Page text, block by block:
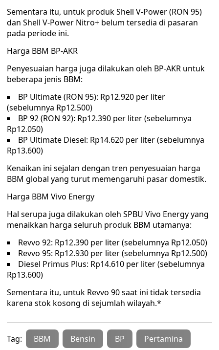
Sementara itu, untuk produk Shell V-Power (RON 95)
dan Shell V-Power Nitro+ belum tersedia di pasaran
pada periode ini.
Harga BBM BP-AKR
Penyesuaian harga juga dilakukan oleh BP-AKR untuk
beberapa jenis BBM:
BP Ultimate (RON 95): Rp12.920 per liter
(sebelumnya Rp12.500)
BP 92 (RON 92): Rp12.390 per liter (sebelumnya
Rp12.050)
BP Ultimate Diesel: Rp14.620 per liter (sebelumnya
Rp13.600)
Kenaikan ini sejalan dengan tren penyesuaian harga
BBM global yang turut memengaruhi pasar domestik.
Harga BBM Vivo Energy
Hal serupa juga dilakukan oleh SPBU Vivo Energy yang
menaikkan harga seluruh produk BBM utamanya:
Revvo 92: Rp12.390 per liter (sebelumnya Rp12.050)
Revvo 95: Rp12.930 per liter (sebelumnya Rp12.500)
Diesel Primus Plus: Rp14.610 per liter (sebelumnya
Rp13.600)
Sementara itu, untuk Revvo 90 saat ini tidak tersedia
karena stok kosong di sejumlah wilayah.*
Tag: BBM Bensin BP Pertamina